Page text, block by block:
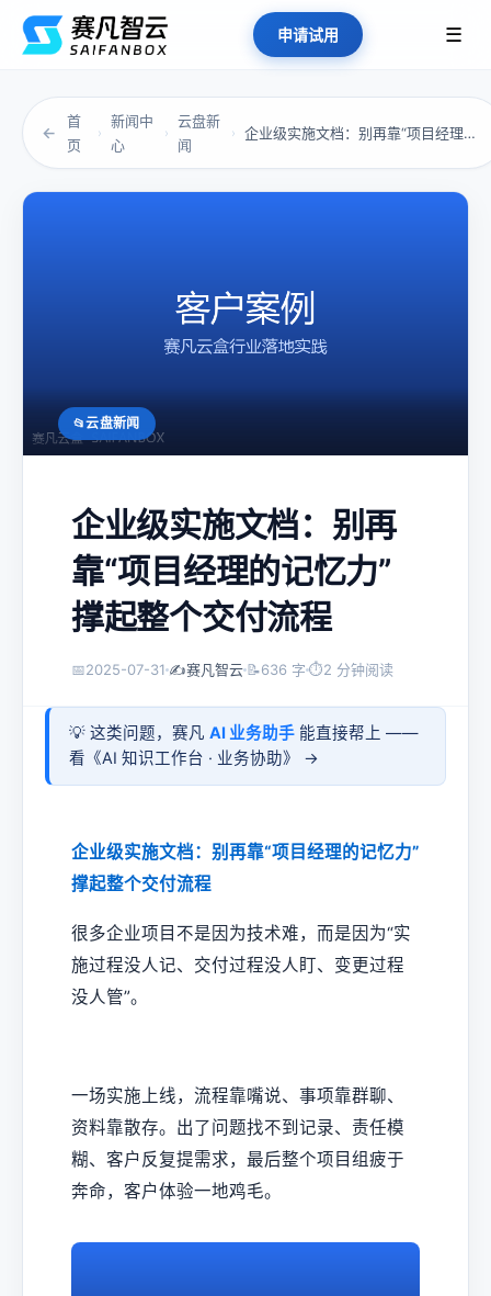
申请试用 ☰
←
首
页
›
新闻中
心
›
云盘新
闻
› 企业级实施文档：别再靠“项目经理的记忆力”撑...
云盘新闻
企业级实施文档：别再
靠“项目经理的记忆力”
撑起整个交付流程
📅2025-07-31 ✍️赛凡智云 📝636 字 ⏱2 分钟阅读
💡 这类问题，赛凡 AI 业务助手 能直接帮上 ——
看《AI 知识工作台 · 业务协助》 →
企业级实施文档：别再靠“项目经理的记忆力”
撑起整个交付流程
很多企业项目不是因为技术难，而是因为“实
施过程没人记、交付过程没人盯、变更过程
没人管”。
一场实施上线，流程靠嘴说、事项靠群聊、
资料靠散存。出了问题找不到记录、责任模
糊、客户反复提需求，最后整个项目组疲于
奔命，客户体验一地鸡毛。